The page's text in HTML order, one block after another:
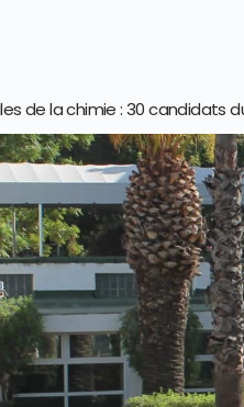
de la chimie : 30 candidats